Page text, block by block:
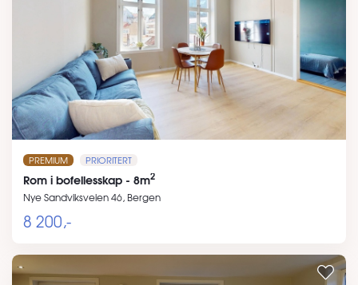
PREMIUM PRIORITERT
Rom i bofellesskap - 8m2
Nye Sandviksveien 46, Bergen
8 200,-